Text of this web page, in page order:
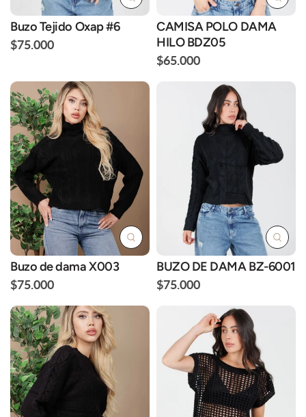
Buzo Tejido Oxap #6
$75.000
CAMISA POLO DAMA
HILO BDZ05
$65.000
Buzo de dama X003
$75.000
BUZO DE DAMA BZ-6001
$75.000